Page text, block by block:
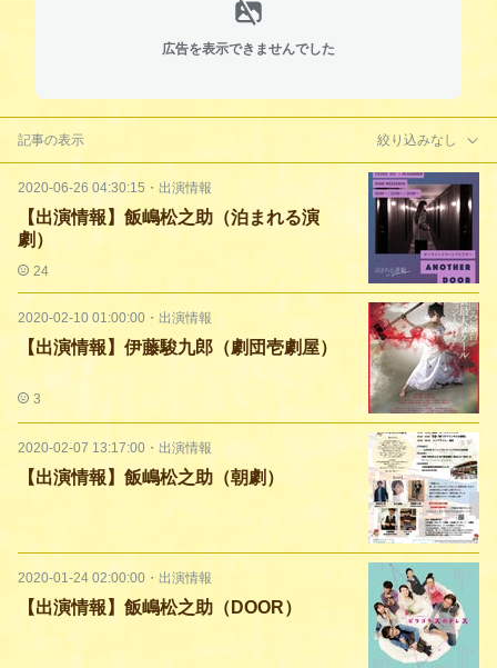
広告を表示できませんでした
記事の表示 絞り込みなし
2020-06-26 04:30:15 ・ 出演情報
【出演情報】飯嶋松之助（泊まれる演
劇）
24
2020-02-10 01:00:00 ・ 出演情報
【出演情報】伊藤駿九郎（劇団壱劇屋）
3
2020-02-07 13:17:00 ・ 出演情報
【出演情報】飯嶋松之助（朝劇）
2020-01-24 02:00:00 ・ 出演情報
【出演情報】飯嶋松之助（DOOR）